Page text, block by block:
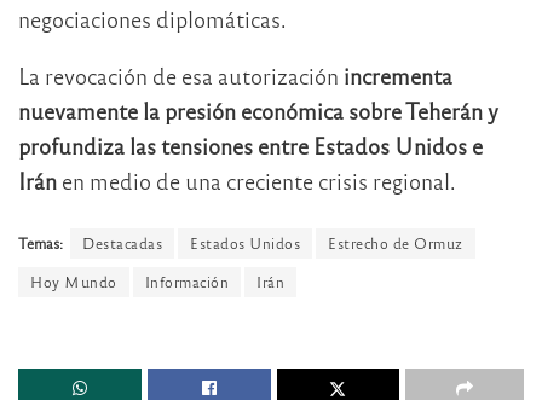
negociaciones diplomáticas.
La revocación de esa autorización incrementa
nuevamente la presión económica sobre Teherán y
profundiza las tensiones entre Estados Unidos e
Irán en medio de una creciente crisis regional.
Temas: Destacadas Estados Unidos
Estrecho de Ormuz
Hoy Mundo
Información Irán